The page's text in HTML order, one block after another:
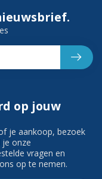
op jouw
je aankoop, bezoek
je onze
vragen en
op te nemen.